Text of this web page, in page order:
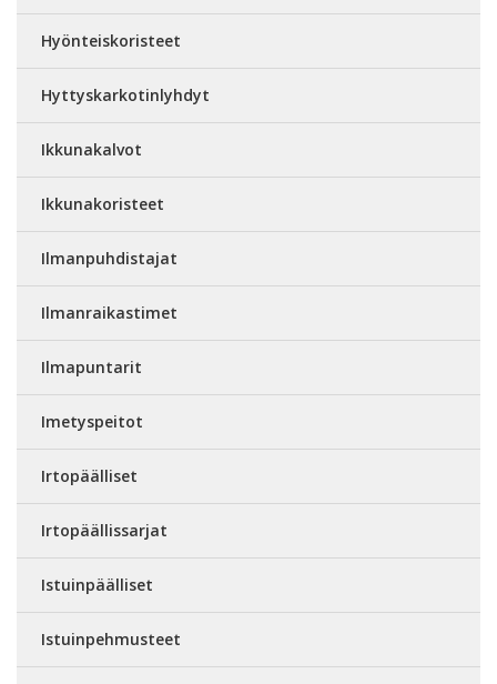
Hyönteiskoristeet
Hyttyskarkotinlyhdyt
Ikkunakalvot
Ikkunakoristeet
Ilmanpuhdistajat
Ilmanraikastimet
Ilmapuntarit
Imetyspeitot
Irtopäälliset
Irtopäällissarjat
Istuinpäälliset
Istuinpehmusteet